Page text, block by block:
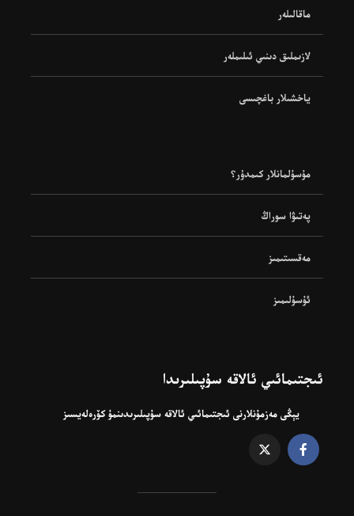
ماقالىلەر
لازىملىق دىنىي ئىلىملەر
ياخشىلار باغچىسى
مۇسۇلمانلار كىمدۇر؟
پەتىۋا سوراڭ
مەقسىتىمىز
ئۇسۇلىمىز
ئىجتىمائىي ئالاقە سۇپىلىرىدا
يېڭى مەزمۇنلارنى ئىجتىمائىي ئالاقە سۇپىلىرىدىنمۇ كۆرەلەيسىز